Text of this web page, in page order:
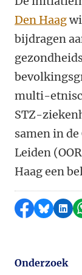
Den Haag
bijdragen
multi-
STZ-
samen in
Leiden
Haag een
Delen op
Delen
Onderzoek